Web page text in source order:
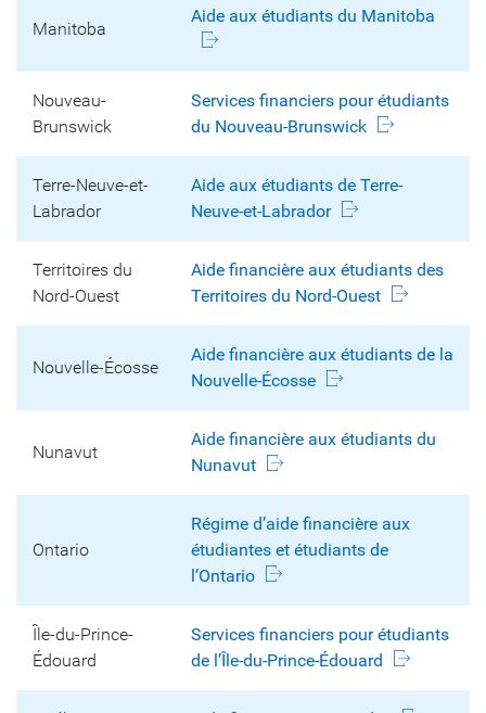
Manitoba
Aide aux étudiants du Manitoba
Nouveau-
Brunswick
Services financiers pour étudiants
du Nouveau-Brunswick
Terre-Neuve-et-
Labrador
Aide aux étudiants de Terre-
Neuve-et-Labrador
Territoires du
Nord-Ouest
Aide financière aux étudiants des
Territoires du Nord-Ouest
Nouvelle‑Écosse
Aide financière aux étudiants de la
Nouvelle-Écosse
Nunavut
Aide financière aux étudiants du
Nunavut
Ontario
Régime d’aide financière aux
étudiantes et étudiants de
l’Ontario
Île-du-Prince-
Édouard
Services financiers pour étudiants
de l’Île-du-Prince-Édouard